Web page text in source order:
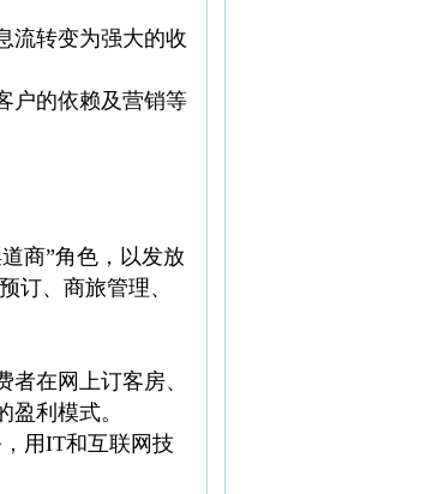
流转变为强大的收
户的依赖及营销等
商”角色，以发放
订、商旅管理、
在网上订客房、
利模式。
用IT和互联网技